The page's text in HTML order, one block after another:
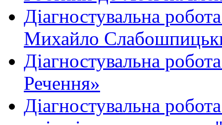
Діагностувальна
Михайло
Діагностувальна
Речення»
Діагностувальна